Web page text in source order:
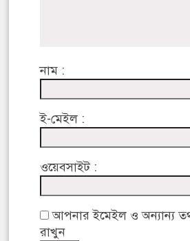
নাম :
ই-মেইল :
ওয়েবসাইট :
আপনার ইমেইল ও অন্যান্য
রাখুন